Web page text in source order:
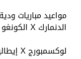
مواعيد مباريات
الدنمارك X الكونغو الديمقراطية - 9 مساء
لوكسمبورج X إيطاليا - 9.45 مساء